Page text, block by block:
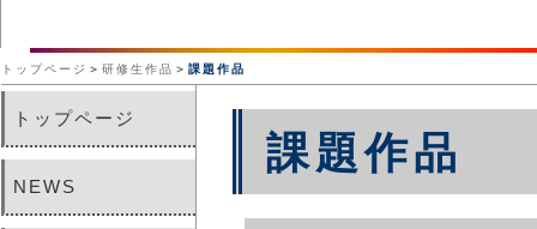
トップページ ＞ 研修生作品 ＞ 課題作品
トップページ
NEWS
課題作品